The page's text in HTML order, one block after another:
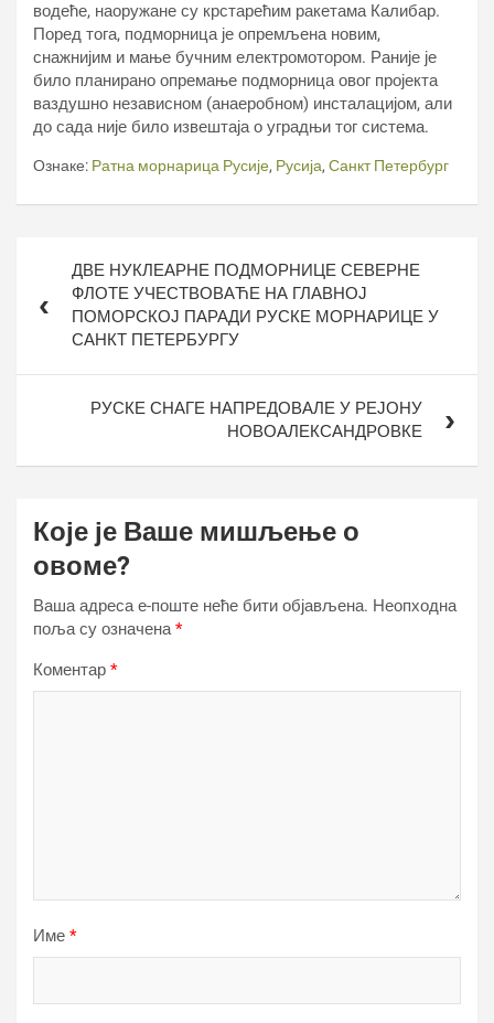
водеће, наоружане су крстарећим ракетама Калибар.
Поред тога, подморница је опремљена новим,
снажнијим и мање бучним електромотором. Раније је
било планирано опремање подморница овог пројекта
ваздушно независном (анаеробном) инсталацијом, али
до сада није било извештаја о уградњи тог система.
Ознаке: Ратна морнарица Русије, Русија, Санкт Петербург
чланкаДВЕ НУКЛЕАРНЕ ПОДМОРНИЦЕ СЕВЕРНЕ
ФЛОТЕ УЧЕСТВОВАЋЕ НА ГЛАВНОЈ
ПОМОРСКОЈ ПАРАДИ РУСКЕ МОРНАРИЦЕ У
САНКТ ПЕТЕРБУРГУ
РУСКЕ СНАГЕ НАПРЕДОВАЛЕ У РЕЈОНУ
НОВОАЛЕКСАНДРОВКЕ
Које је Ваше мишљење о
овоме?
Ваша адреса е-поште неће бити објављена. Неопходна
поља су означена*
Коментар *
Име *